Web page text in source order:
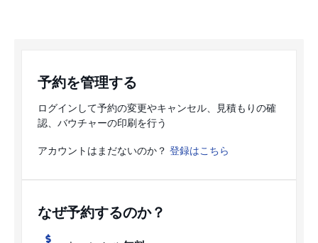
予約を管理する
ログインして予約の変更やキャンセル、見積もりの確
認、バウチャーの印刷を行う
アカウントはまだないのか？ 登録はこちら
なぜ予約するのか？